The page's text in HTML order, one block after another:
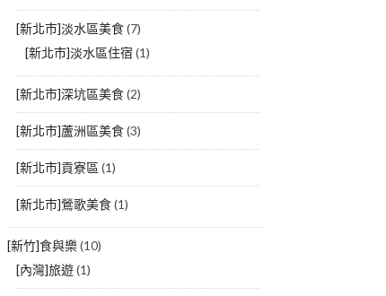
[新北市]淡水區美食(7)
[新北市]淡水區住宿 (1)
[新北市]深坑區美食(2)
[新北市]蘆洲區美食(3)
[新北市]貢寮區 (1)
[新北市]鶯歌美食(1)
[新竹]食與樂(10)
[內灣]旅遊(1)